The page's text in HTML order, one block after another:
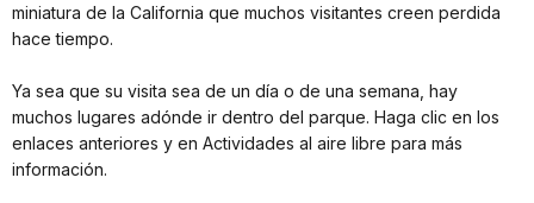
miniatura de la California que muchos visitantes creen perdida
hace tiempo.
Ya sea que su visita sea de un día o de una semana, hay
muchos lugares adónde ir dentro del parque. Haga clic en los
enlaces anteriores y en Actividades al aire libre para más
información.